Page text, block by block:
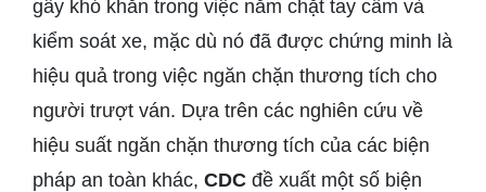
gây khó khăn trong việc nắm chặt tay cầm và
kiểm soát xe, mặc dù nó đã được chứng minh là
hiệu quả trong việc ngăn chặn thương tích cho
người trượt ván. Dựa trên các nghiên cứu về
hiệu suất ngăn chặn thương tích của các biện
pháp an toàn khác, CDC đề xuất một số biện